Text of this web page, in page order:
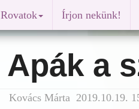
Rovatok Írjon nekünk!
Apák a
Kovács Márta 2019.10.19.